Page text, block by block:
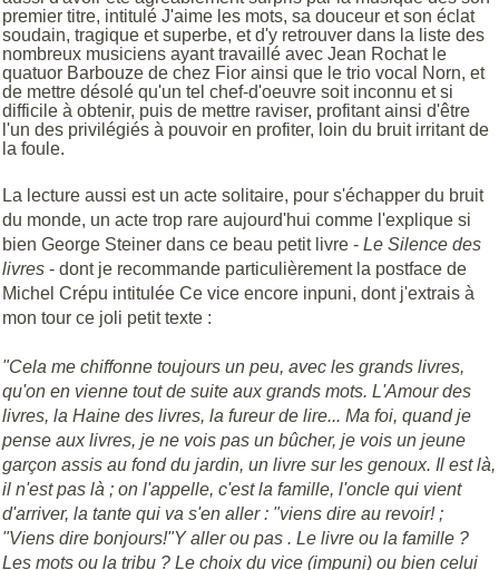
premier titre, intitulé J'aime les mots, sa douceur et son éclat
soudain, tragique et superbe, et d'y retrouver dans la liste des
nombreux musiciens ayanttravaillé avec Jean Rochat le
quatuor Barbouze de chez Fior ainsi que le trio vocal Norn, et
de mettre désolé qu'un tel chef-d'oeuvre soit inconnu et si
difficile à obtenir, puis de mettre raviser, profitant ainsi d'être
l'un des privilégiés à pouvoir en profiter, loin du bruit irritant de
la foule.
La lecture aussi est un acte solitaire, pour s'échapper du bruit
du monde, un acte trop rare aujourd'hui comme l'explique si
bien George Steiner dans ce beau petit livre - Le Silence des
livres - dont je recommande particulièrement la postface de
Michel Crépu intitulée Ce vice encore inpuni, dont j'extrais à
mon tour ce joli petit texte :
"Cela me chiffonne toujours un peu, avec les grands livres,
qu'on en vienne tout de suite aux grands mots. L'Amour des
livres, la Haine des livres, la fureur de lire... Ma foi, quand je
pense aux livres, je ne vois pas un bûcher, je vois un jeune
garçon assis au fond du jardin, un livre sur les genoux. Il est là,
il n'est pas là ; on l'appelle, c'est la famille, l'oncle qui vient
d'arriver, la tante qui va s'en aller : "viens dire au revoir! ;
"Viens dire bonjours!"Y aller ou pas . Le livre ou la famille ?
Les mots ou la tribu ? Le choix du vice (impuni) ou bien celui